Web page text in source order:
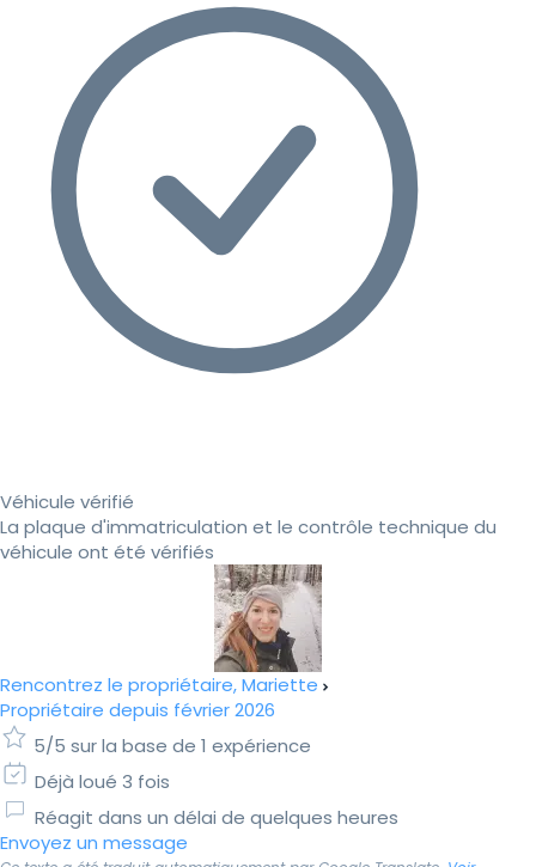
Véhicule vérifié
La plaque d'immatriculation et le contrôle technique du
véhicule ont été vérifiés
Rencontrez le propriétaire, Mariette
Propriétaire depuis février 2026
5/5 sur la base de 1 expérience
Déjà loué 3 fois
Réagit dans un délai de quelques heures
Envoyez un message